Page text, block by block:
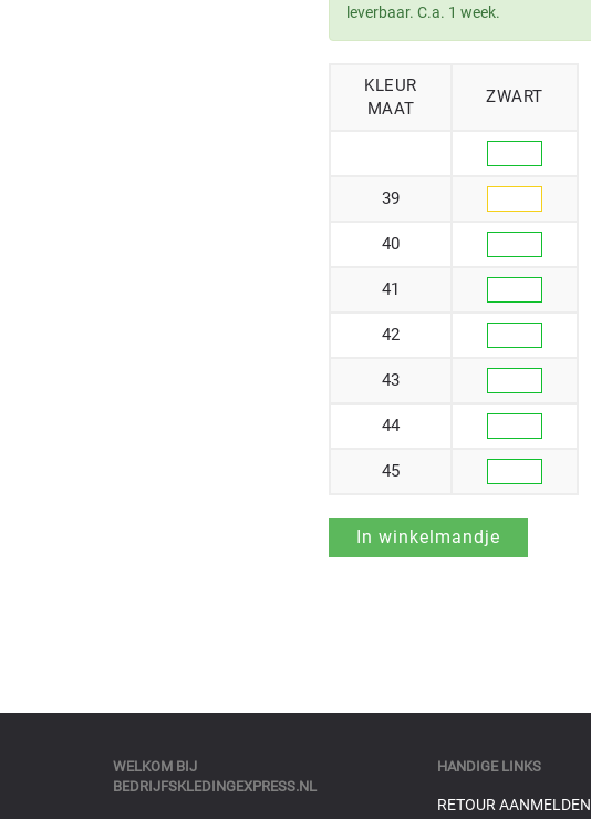
leverbaar. C.a. 1 week.
KLEUR
MAAT
ZWART
39
40
41
42
43
44
45
WELKOM BIJ
BEDRIJFSKLEDINGEXPRESS.NL
HANDIGE LINKS
RETOUR AANMELDEN